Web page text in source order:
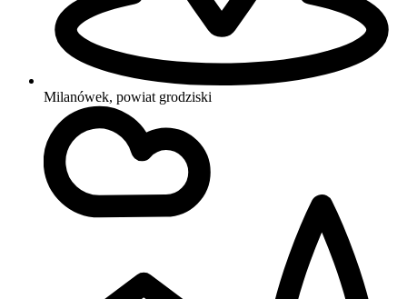
Milanówek, powiat grodziski